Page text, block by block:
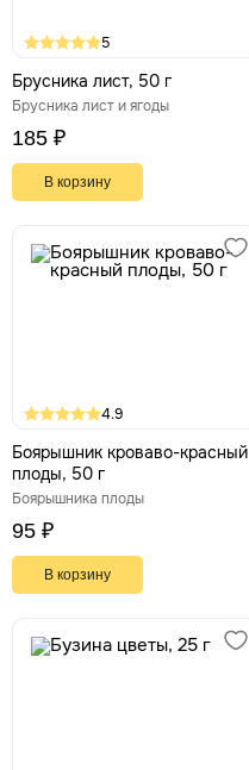
5
Брусника лист, 50 г
Брусника лист и ягоды
185 ₽
В корзину
4.9
Боярышник кроваво-красный
плоды, 50 г
Боярышника плоды
95 ₽
В корзину